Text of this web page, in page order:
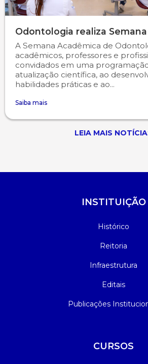
Odontologia realiza
A Semana Acadêmica de
acadêmicos, professores e
convidados em uma
atualização científica, ao
habilidades práticas e ao...
Saiba mais
LEIA MAIS
INSTITUIÇÃO
Histórico
Reitoria
Infraestrutura
Editais
Publicações
CURSOS